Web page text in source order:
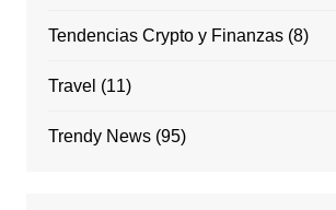
Tendencias Crypto y Finanzas(8)
Travel (11)
Trendy News(95)